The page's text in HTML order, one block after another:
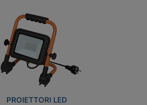
PROIETTORI LED